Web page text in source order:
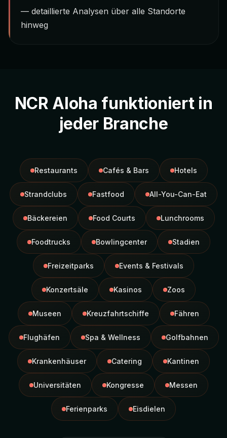
— detaillierte Analysen über alle Standorte
hinweg
NCR Aloha funktioniert in
jeder Branche
Restaurants Cafés & Bars Hotels
Strandclubs Fastfood All-You-Can-Eat
Bäckereien Food Courts Lunchrooms
Foodtrucks Bowlingcenter Stadien
Freizeitparks Events & Festivals
Konzertsäle Kasinos Zoos
Museen Kreuzfahrtschiffe Fähren
Flughäfen Spa & Wellness Golfbahnen
Krankenhäuser Catering Kantinen
Universitäten Kongresse Messen
Ferienparks Eisdielen